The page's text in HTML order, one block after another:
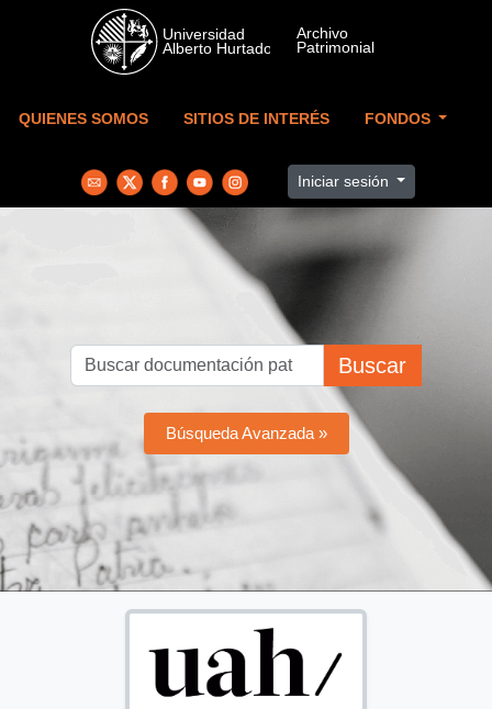
Skip to main content
QUIENES SOMOS SITIOS DE INTERÉS FONDOS
Iniciar sesión
Buscar
Búsqueda Avanzada »